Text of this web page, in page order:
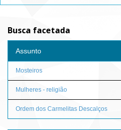
Busca facetada
Assunto
Mosteiros
Mulheres - religião
Ordem dos Carmelitas Descalços